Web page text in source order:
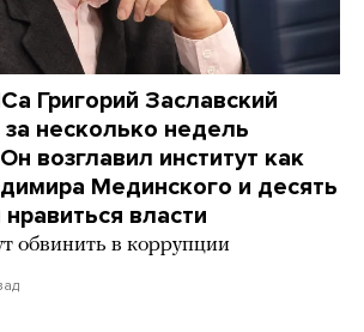
Григорий Заславский
несколько недель
возглавил институт как
Мединского и десять
власти
обвинить в коррупции